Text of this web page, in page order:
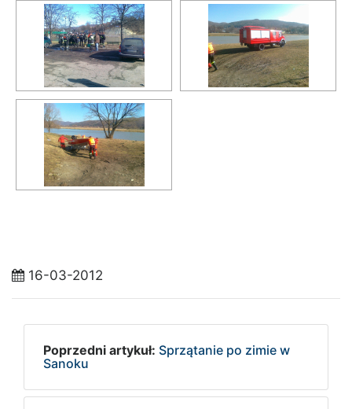
16-03-2012
Poprzedni artykuł: Sprzątanie po zimie w
Sanoku